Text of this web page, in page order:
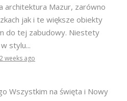
architektura Mazur, zarówno
jak i te większe obiekty
do tej zabudowy. Niestety
stylu...
2 weeks ago
Wszystkim na święta i Nowy